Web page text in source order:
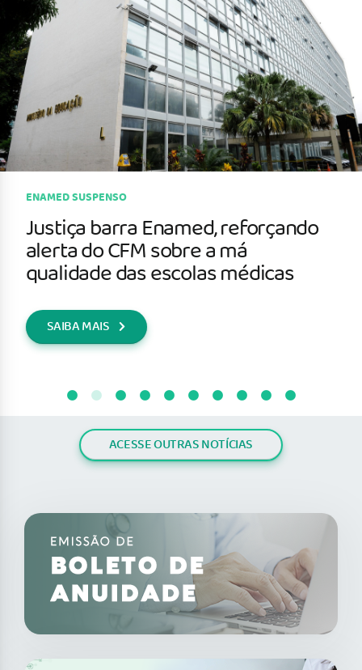
ENAMED SUSPENSO
Justiça barra Enamed, reforçando
alerta do CFM sobre a má
qualidade das escolas médicas
SAIBA MAIS
ACESSE OUTRAS NOTÍCIAS